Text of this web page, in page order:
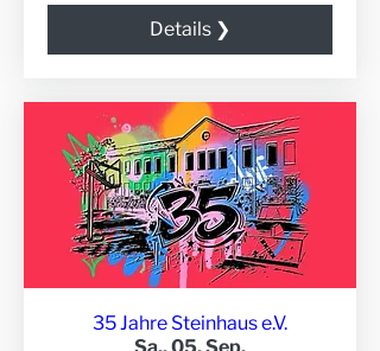
Details ❯
35 Jahre Steinhaus e.V.